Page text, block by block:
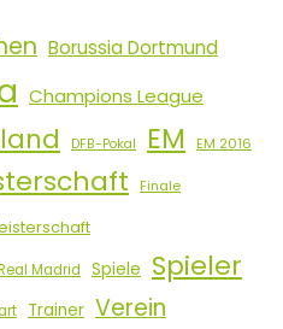
Borussia Dortmund
Champions League
DFB-Pokal EM EM 2016
Finale
Madrid Spiele Spieler
Trainer Verein